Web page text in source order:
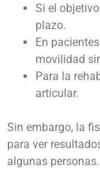
Si el
plazo.
En
movilidad
Para la
articular.
Sin embargo, la
para ver
algunas personas.